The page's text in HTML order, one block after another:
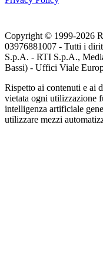
Copyright © 1999-2026
03976881007 - Tutti i
S.p.A. - RTI S.p.A.,
Bassi) - Uffici Viale
Rispetto ai contenuti e ai
vietata ogni utilizzazione
intelligenza artificiale
utilizzare mezzi